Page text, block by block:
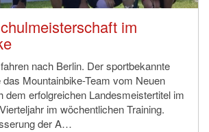
im
nach Berlin. Der sportbekannte
Mountainbike-Team vom Neuen
dem erfolgreichen Landesmeistertitel im
im wöchentlichen Training.
der A…